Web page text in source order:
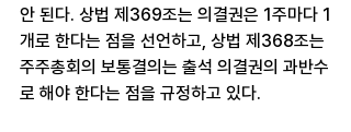
안 된다. 상법 제369조는 의결권은 1주마다 1
개로 한다는 점을 선언하고, 상법 제368조는
주주총회의 보통결의는 출석 의결권의 과반수
로 해야 한다는 점을 규정하고 있다.